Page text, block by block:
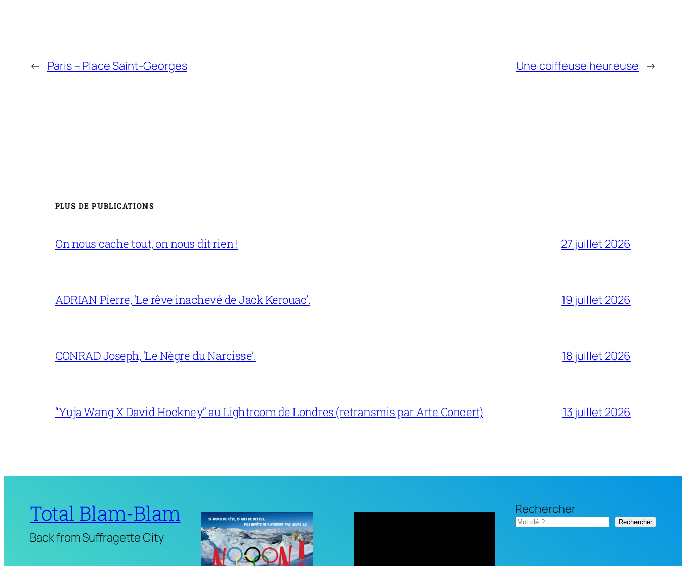
← Paris – Place Saint-Georges Une coiffeuse heureuse →
PLUS DE PUBLICATIONS
On nous cache tout, on nous dit rien ! 27 juillet 2026
ADRIAN Pierre, ‘Le rêve inachevé de Jack Kerouac’. 19 juillet 2026
CONRAD Joseph, ‘Le Nègre du Narcisse’. 18 juillet 2026
“Yuja Wang X David Hockney” au Lightroom de Londres (retransmis par Arte Concert) 13 juillet 2026
Total Blam-Blam
Back from Suffragette City
Rechercher
Rechercher